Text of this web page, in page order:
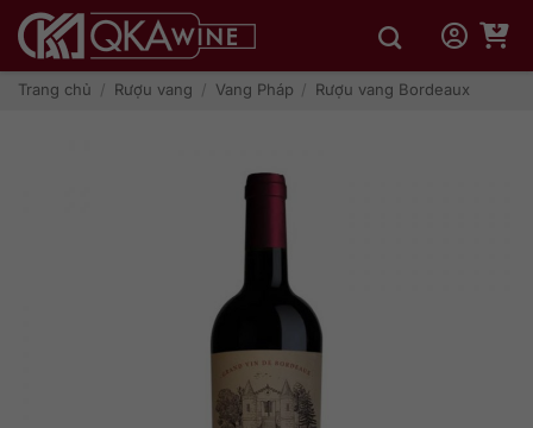
qua
dungTrang chủ / Rượu vang / Vang Pháp / Rượu vang Bordeaux